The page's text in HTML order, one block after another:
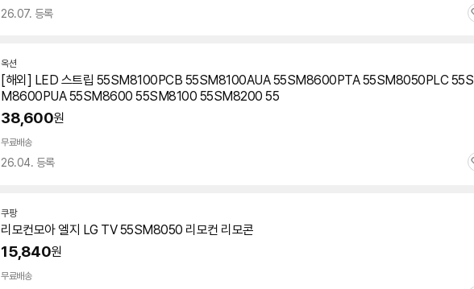
26.07. 등록
옥션
[해외] LED 스트립 55SM8100PCB 55SM8100AUA 55SM8600PTA 55SM8050PLC 55S
M8600PUA 55SM8600 55SM8100 55SM8200 55
38,600원
무료배송
26.04. 등록
쿠팡
리모컨모아 엘지 LG TV55SM8050 리모컨 리모콘
15,840원
무료배송